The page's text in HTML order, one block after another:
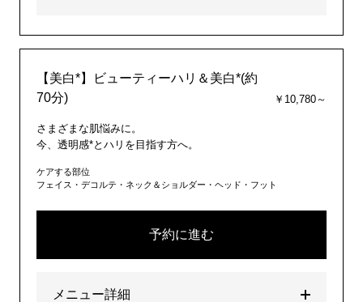
【美白*】ビューティーハリ＆美白*(約
70分)
￥10,780～
さまざまな肌悩みに。
今、透明感*とハリを目指す方へ。
ケアする部位
フェイス・デコルテ・ネック＆ショルダー・ヘッド・フット
予約に進む
メニュー詳細